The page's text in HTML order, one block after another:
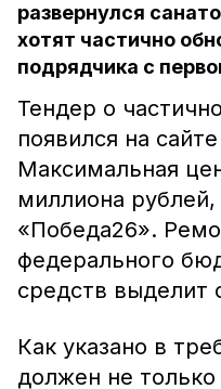
развернулся
хотят частично
подрядчика с
Тендер о
появился на
Максимальная
миллиона рублей,
«Победа26».
федерального
средств выделит
Как указано в
должен не